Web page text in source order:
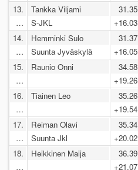
13.
…
Tankka Viljami
S-JKL
31.35
+16.03
14.
…
Hemminki Sulo
Suunta Jyväskylä
31.37
+16.05
15.
…
Raunio Onni
34.58
+19.26
16.
…
Tiainen Leo
35.26
+19.54
17.
…
Reiman Olavi
Suunta Jkl
35.34
+20.02
18.
…
Heikkinen Maija
36.39
+21.07